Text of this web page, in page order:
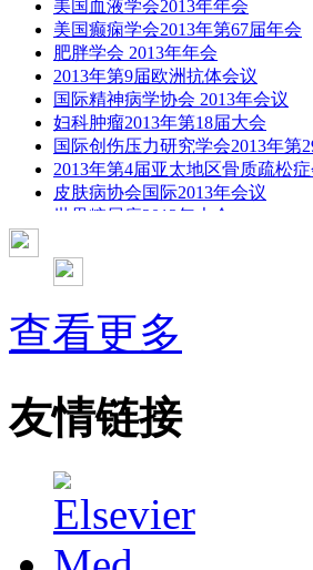
美国血液学会2013年年会
美国癫痫学会2013年第67届年会
肥胖学会 2013年年会
2013年第9届欧洲抗体会议
国际精神病学协会 2013年会议
妇科肿瘤2013年第18届大会
国际创伤压力研究学会2013年第
2013年第4届亚太地区骨质疏松
皮肤病协会国际2013年会议
世界糖尿病2013年大会
彭晓霞---诊断试验的Meta分析
武姗姗---累积Meta分析和TSA分析
孙凤---Network Meta分析
杨智荣---Cochrane综述实战经验分
杨祖耀---疾病频率资料的Meta分析
查看更多
友情链接